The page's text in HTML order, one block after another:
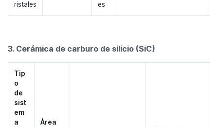
ristales
es
3. Cerámica de carburo de silicio (SiC)
Tip
o
de
sist
em
a
Área